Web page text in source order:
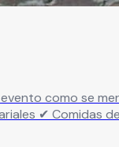
más. Renta nuestro jardín ideal para: ✔ XV
convivir y celebrar sin